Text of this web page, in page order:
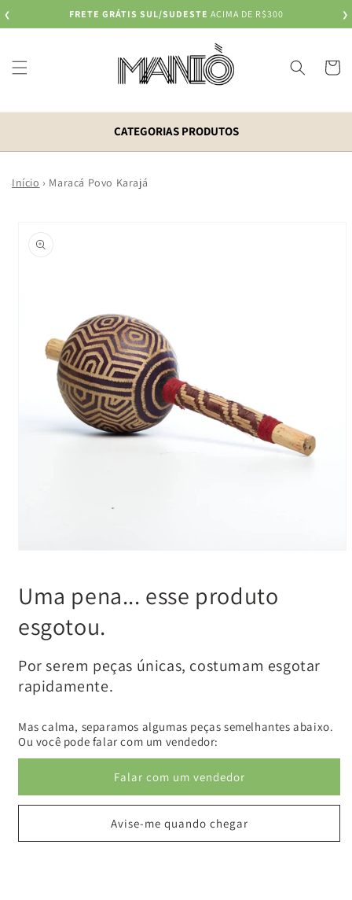
conteúdo
❮ FRETE GRÁTIS SUL/SUDESTE ACIMA DE R$300 ❯
CATEGORIAS PRODUTOS
Início › Maracá Povo Karajá
informações
Uma pena... esse produto
esgotou.
Por serem peças únicas, costumam esgotar
rapidamente.
Mas calma, separamos algumas peças semelhantes abaixo.
Ou você pode falar com um vendedor:
Falar com um vendedor
Avise-me quando chegar